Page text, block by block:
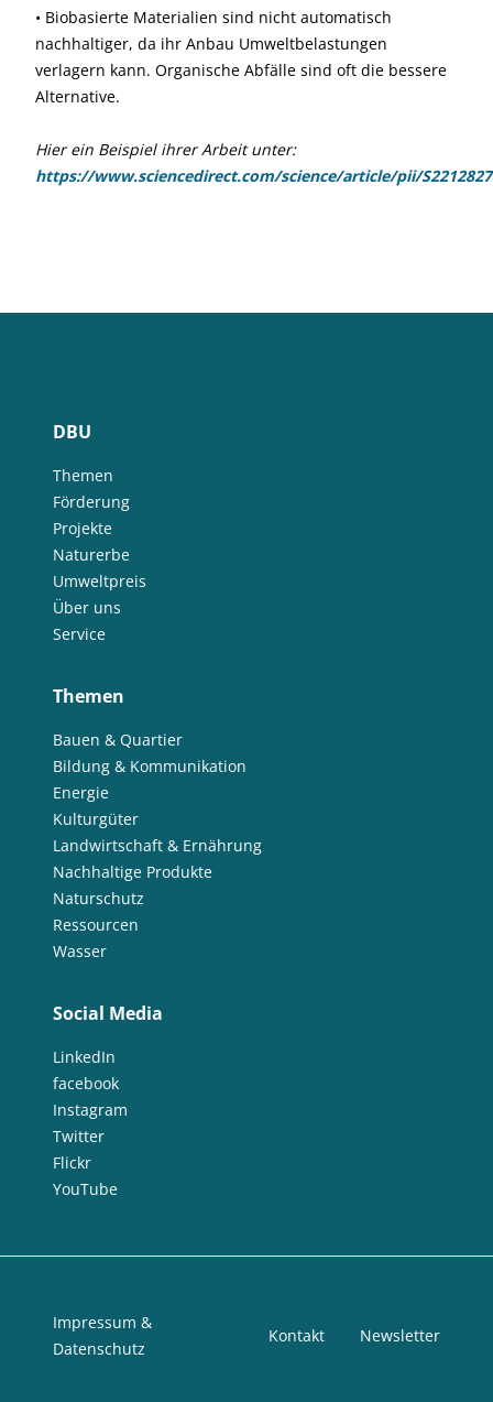
• Biobasierte Materialien sind nicht automatisch
nachhaltiger, da ihr Anbau Umweltbelastungen
verlagern kann. Organische Abfälle sind oft die bessere
Alternative.
Hier ein Beispiel ihrer Arbeit unter:
https://www.sciencedirect.com/science/article/pii/
DBU
Themen
Förderung
Projekte
Naturerbe
Umweltpreis
Über uns
Service
Themen
Bauen & Quartier
Bildung & Kommunikation
Energie
Kulturgüter
Landwirtschaft & Ernährung
Nachhaltige Produkte
Naturschutz
Ressourcen
Wasser
Social Media
LinkedIn
facebook
Instagram
Twitter
Flickr
YouTube
Impressum &
Datenschutz
Kontakt Newsletter